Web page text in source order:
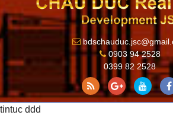
0903 94 2528
0399 82 2528
tintuc ddd